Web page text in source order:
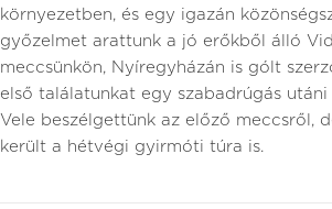
környezetben, és egy igazán
győzelmet arattunk a jó erőkből álló
meccsünkön, Nyíregyházán is gólt
első találatunkat egy szabadrúgás
Vele beszélgettünk az előző meccsről,
került a hétvégi gyirmóti túra is.